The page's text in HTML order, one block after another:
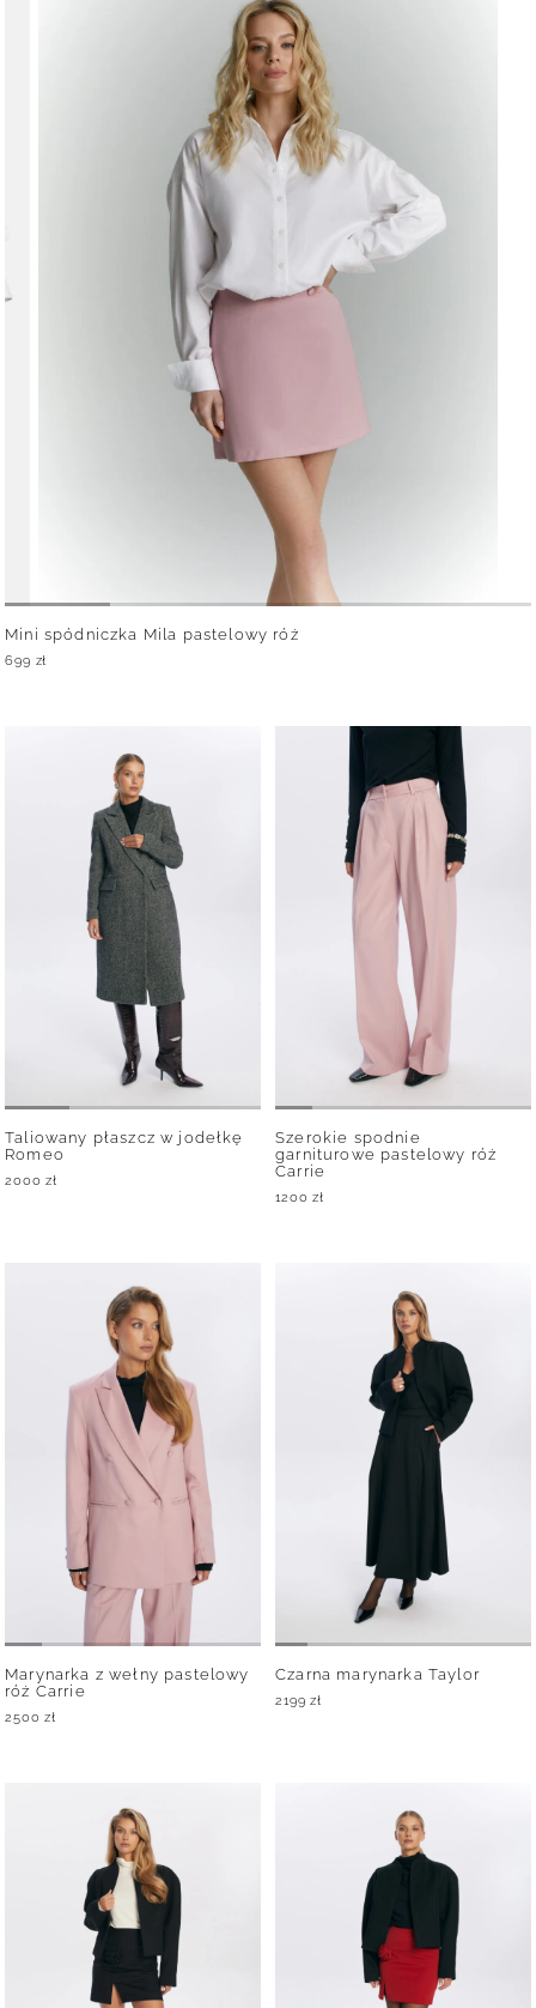
Mini spódniczka Mila pastelowy róż
699 zł
Taliowany płaszcz w jodełkę
Romeo
2000zł
Szerokie spodnie
garniturowe pastelowy róż
Carrie
1200zł
Marynarka z wełny pastelowy
róż Carrie
2500zł
Czarna marynarka Taylor
2199zł